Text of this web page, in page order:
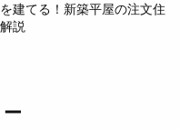
建てる！新築平屋の注文住
説